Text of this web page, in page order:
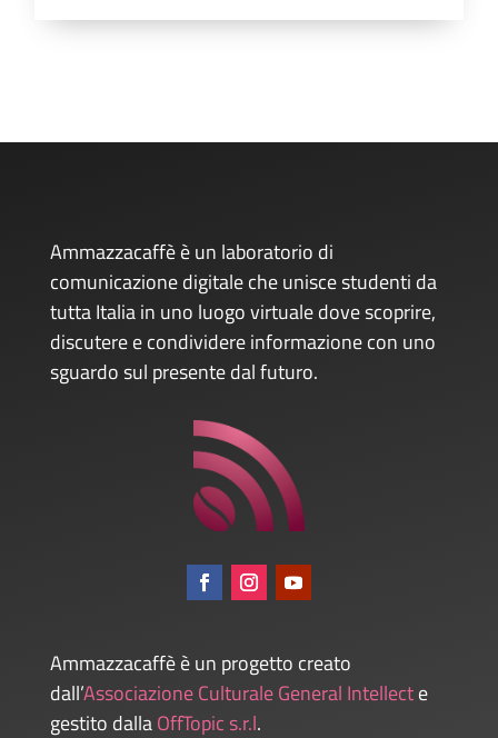
Ammazzacaffè è un laboratorio di
comunicazione digitale che unisce studenti da
tutta Italia in uno luogo virtuale dove scoprire,
discutere e condividere informazione con uno
sguardo sul presente dal futuro.
Ammazzacaffè è un progetto creato
dall’Associazione Culturale General Intellecte
gestito dallaOffTopic s.r.l.